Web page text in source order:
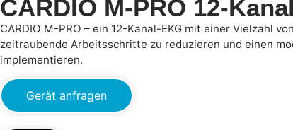
CARDIO M-PRO 12-
CARDIO M-PRO – ein 12-Kanal-EKG mit einer Vielzahl
zeitraubende Arbeitsschritte zu reduzieren und einen
implementieren.
Gerät anfragen